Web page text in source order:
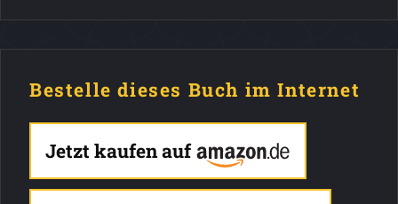
Bestelle dieses Buch im Internet
Jetzt kaufen auf